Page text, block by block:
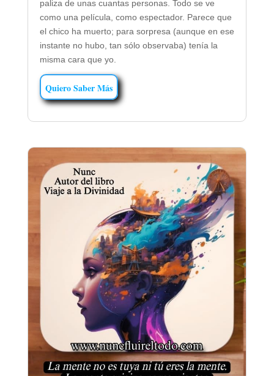
paliza de unas cuantas personas. Todo se ve
como una película, como espectador. Parece que
el chico ha muerto; para sorpresa (aunque en ese
instante no hubo, tan sólo observaba) tenía la
misma cara que yo.
Quiero Saber Más